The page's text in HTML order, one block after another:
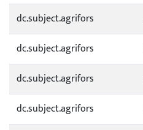
dc.subject.agrifors
dc.subject.agrifors
dc.subject.agrifors
dc.subject.agrifors